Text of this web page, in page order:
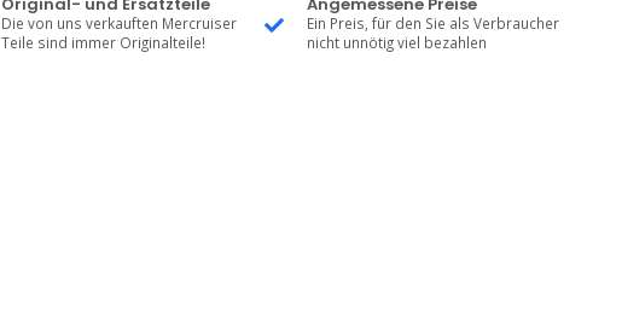
Die von uns verkauften Mercruiser
Teile sind immer Originalteile!
Ein Preis, für den Sie als Verbraucher
nicht unnötig viel bezahlen